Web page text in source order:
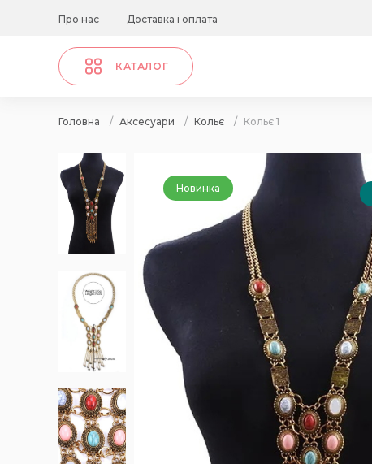
Про нас Доставка і оплата
КАТАЛОГ
Головна / Аксесуари / Кольє / Кольє 1
Новинка